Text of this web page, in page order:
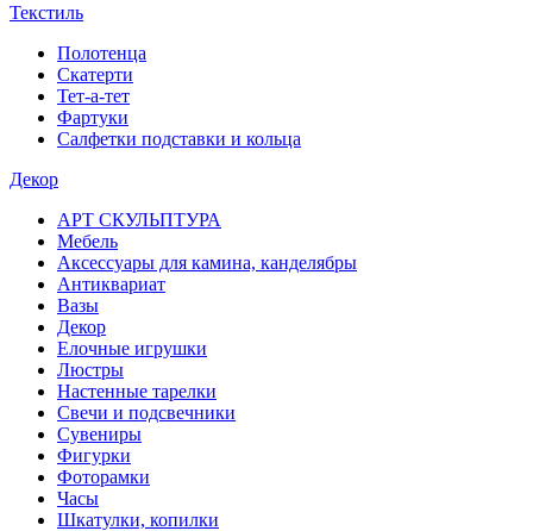
Текстиль
Полотенца
Скатерти
Тет-а-тет
Фартуки
Салфетки подставки и кольца
Декор
АРТ СКУЛЬПТУРА
Мебель
Аксессуары для камина, канделябры
Антиквариат
Вазы
Декор
Елочные игрушки
Люстры
Настенные тарелки
Свечи и подсвечники
Сувениры
Фигурки
Фоторамки
Часы
Шкатулки, копилки